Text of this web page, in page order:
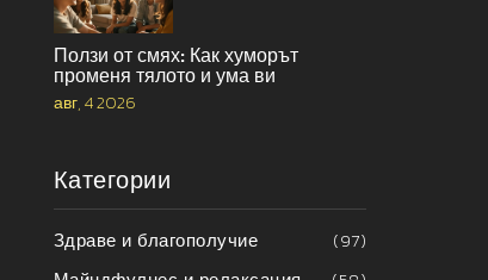
Ползи от смях: Как хуморът
променя тялото и ума ви
авг, 4 2026
Категории
Здраве и благополучие
(97)